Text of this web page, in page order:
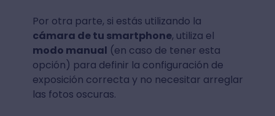
Por otra parte, si estás utilizando la
cámara de tu smartphone, utiliza el
modo manual (en caso de tener esta
opción) para definir la configuración de
exposición correcta y no necesitar arreglar
las fotos oscuras.